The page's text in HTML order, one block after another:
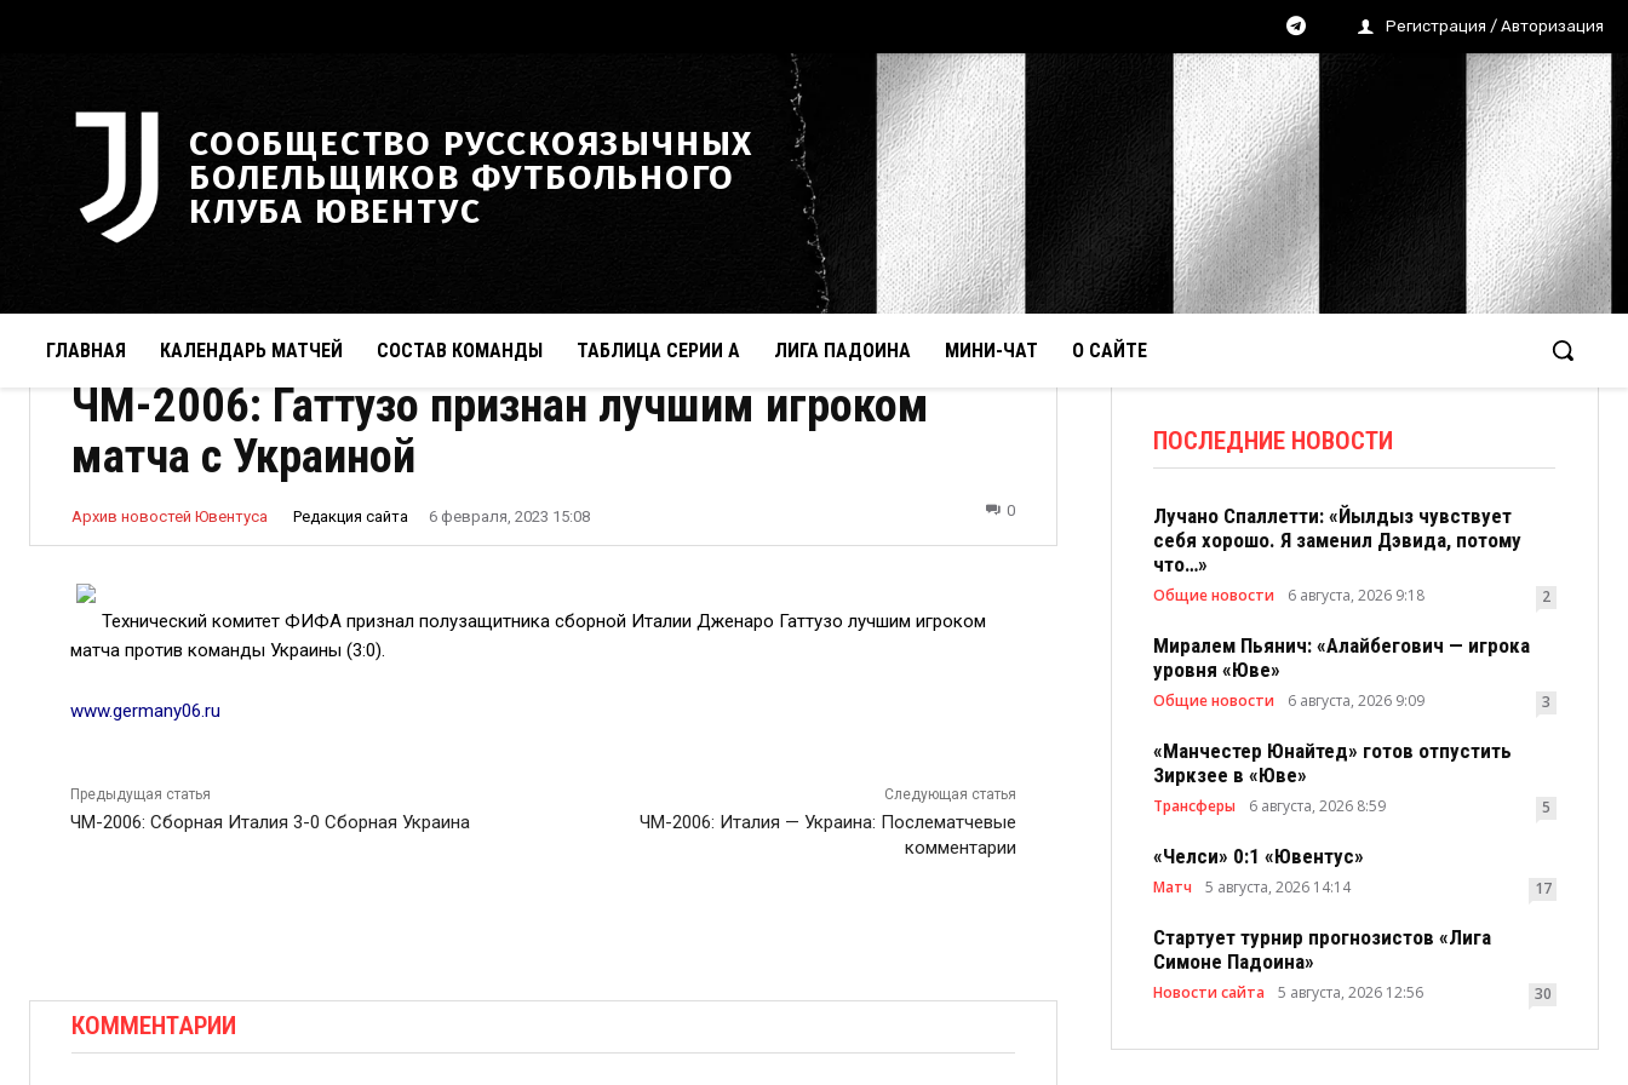
Регистрация / Авторизация
СООБЩЕСТВО РУССКОЯЗЫЧНЫХ
БОЛЕЛЬЩИКОВ ФУТБОЛЬНОГО
КЛУБА ЮВЕНТУС
ГЛАВНАЯ КАЛЕНДАРЬ МАТЧЕЙ СОСТАВ КОМАНДЫ ТАБЛИЦА СЕРИИ А ЛИГА ПАДОИНА МИНИ-ЧАТ О САЙТЕ
ЧМ-2006: Гаттузо признан лучшим игроком
матча с Украиной
Архив новостей Ювентуса Редакция сайта 6 февраля, 2023 15:08 0
Технический комитет ФИФА признал полузащитника сборной Италии Дженаро Гаттузо лучшим игроком
матча против команды Украины (3:0).
www.germany06.ru
Предыдущая статья
ЧМ-2006: Сборная Италия 3-0 Сборная Украина
Следующая статья
ЧМ-2006: Италия — Украина: Послематчевые
комментарии
КОММЕНТАРИИ
ПОСЛЕДНИЕ НОВОСТИ
Лучано Спаллетти: «Йылдыз чувствует
себя хорошо. Я заменил Дэвида, потому
что…»
Общие новости 6 августа, 2026 9:18 2
Миралем Пьянич: «Алайбегович — игрока
уровня «Юве»
Общие новости 6 августа, 2026 9:09 3
«Манчестер Юнайтед» готов отпустить
Зиркзее в «Юве»
Трансферы 6 августа, 2026 8:59 5
«Челси» 0:1 «Ювентус»
Матч 5 августа, 2026 14:14 17
Стартует турнир прогнозистов «Лига
Симоне Падоина»
Новости сайта 5 августа, 2026 12:56 30